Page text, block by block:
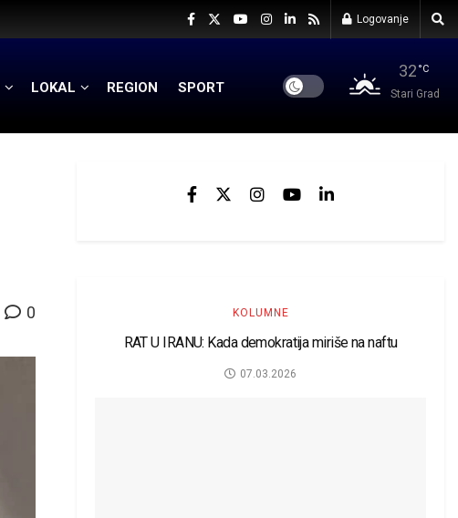
Logovanje
LOKAL REGION SPORT
32 °C
Stari Grad
0 KOLUMNE
RAT U IRANU: Kada demokratija miriše na naftu
07.03.2026